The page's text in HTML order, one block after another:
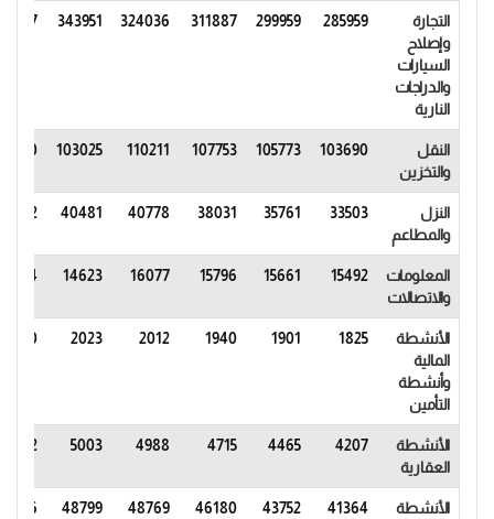
التجارة
وإصلاح
السيارات
والدراجات
النارية
285959
299959
311887
324036
343951
النقل
والتخزين
103690
105773
107753
110211
103025
النزل
والمطاعم
33503
35761
38031
40778
40481
المعلومات
والاتصالات
15492
15661
15796
16077
14623
الأنشطة
المالية
وأنشطة
التأمين
1825
1901
1940
2012
2023
2200
الأنشطة
العقارية
4207
4465
4715
4988
5003
5332
الأنشطة
41364
43752
46180
48769
48799
52816